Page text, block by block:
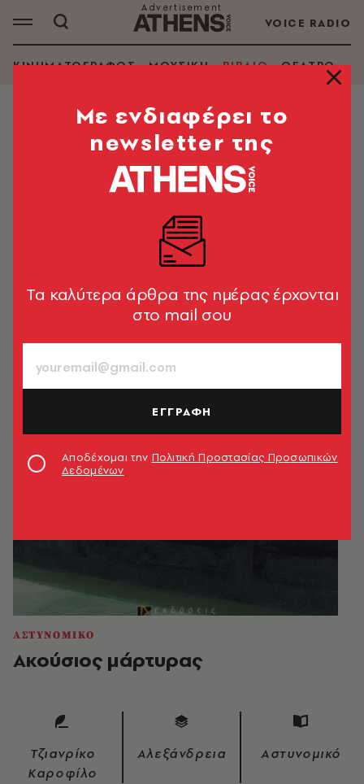
VOICE RADIO
ΚΙΝΗΜΑΤΟΓΡΑΦΟΣ ΜΟΥΣΙΚΗ ΒΙΒΛΙΟ ΘΕΑΤΡΟ -
ΑΣΤΥΝΟΜΙΚΟ
Ακούσιος μάρτυρας
Τζιανρίκο
Καροφίλο
Αλεξάνδρεια Αστυνομικό
Mε ενδιαφέρει το
newsletter της
Tα καλύτερα άρθρα της ημέρας έρχονται
στο mail σου
ΕΓΓΡΑΦΗ
Αποδέχομαι την Πολιτική Προστασίας Προσωπικών
Δεδομένων